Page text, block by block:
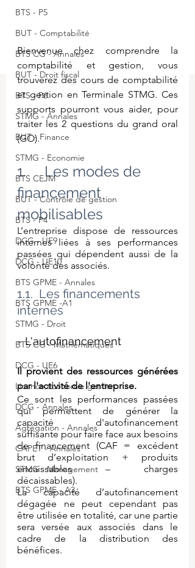
BTS - P5
BUT - Comptabilité
BTS CG - Annales
BUT - Droit fiscal
BTS - P6
STMG - Annales
BUT - Finance
STMG - Economie
BTS CEJM
BUT - Contrôle de gestion
BTS - P4
DCG - UE9
DCG - UE10
BTS GPME - Annales
BTS GPME -A1
STMG - Droit
BTS CG - Mathématiques
DCG - UE6
Licence économie gestion
DCG - Annales
Agrégation - Annales
CAPET - Annales
STMG - Management
BTS GPME - A3
Bienvenue chez comprendre la
comptabilité et gestion, vous
trouverez des cours de comptabilité
et gestion en Terminale STMG. Ces
supports pourront vous aider, pour
traiter les 2 questions du grand oral
(GO).
1.     Les modes de
financement
mobilisables
L’entreprise dispose de ressources
internes liées à ses performances
passées qui dépendent aussi de la
volonté des associés.
1.1.  Les financements
internes
- L'autofinancement
Il provient des ressources générées
par l'activité de l'entreprise.
Ce sont les performances passées
qui permettent de générer la
capacité d'autofinancement
suffisante pour faire face aux besoins
de financement (CAF = excédent
brut d’exploitation + produits
encaissables – charges
décaissables).
La capacité d’autofinancement
dégagée ne peut cependant pas
être utilisée en totalité, car une partie
sera versée aux associés dans le
cadre de la distribution des
bénéfices.